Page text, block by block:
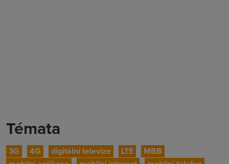
Témata
3G 4G digitální televize LTE
MBB